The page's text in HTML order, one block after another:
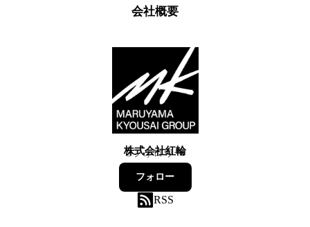
会社概要
株式会社紅輪
5フォロワー
フォロー
RSS